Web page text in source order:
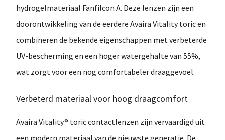
hydrogelmateriaal Fanfilcon A. Deze lenzen zijn een
doorontwikkeling van de eerdere Avaira Vitality toric en
combineren de bekende eigenschappen metverbeterde
UV-bescherming en een hoger watergehalte van 55%,
wat zorgt voor een nog comfortabeler draaggevoel.
Verbeterd materiaal voor hoog draagcomfort
Avaira Vitality® toric contactlenzen zijn vervaardigd uit
een modern materiaal van de nieuwste generatie . De